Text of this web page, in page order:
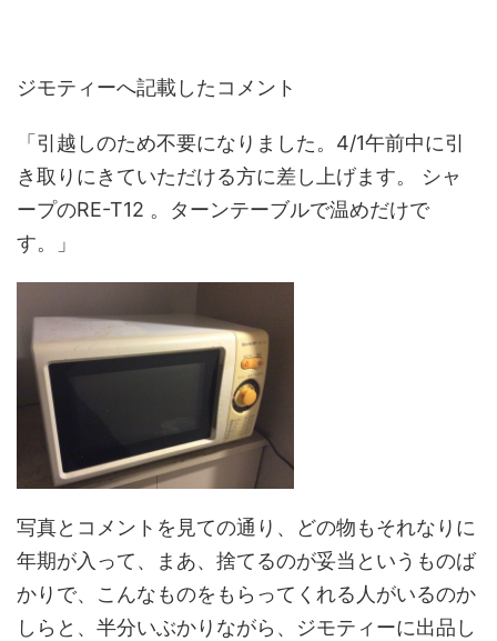
ジモティーへ記載したコメント
「引越しのため不要になりました。4/1午前中に引
き取りにきていただける方に差し上げます。 シャ
ープのRE-T12 。ターンテーブルで温めだけで
す。」
写真とコメントを見ての通り、どの物もそれなりに
年期が入って、まあ、捨てるのが妥当というものば
かりで、こんなものをもらってくれる人がいるのか
しらと、半分いぶかりながら、ジモティーに出品し